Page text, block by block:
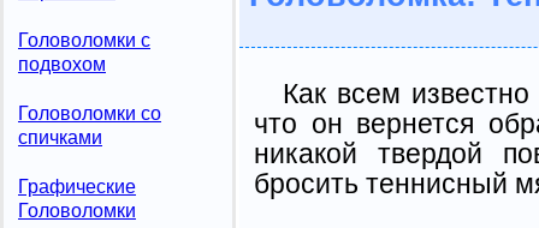
Головоломки с
подвохом
Головоломки со
спичками
Графические
Головоломки
Как всем
что он вернется
никакой твердой
бросить теннисный